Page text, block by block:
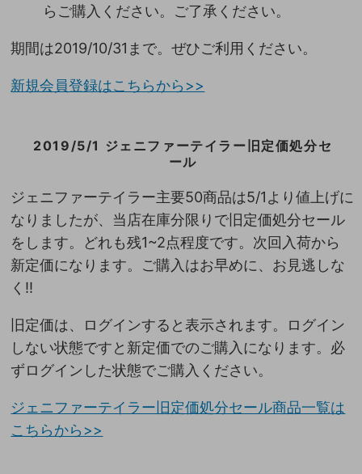
らご購入ください。ご了承ください。
期間は2019/10/31まで。ぜひご利用ください。
新規会員登録はこちらから>>
2019/5/1 ジェニファーテイラー旧定価処分セ
ール
ジェニファーテイラー主要50商品は5/1より値上げに
なりましたが、当店在庫分限りで旧定価処分セール
をします。どれも残1~2点程度です。次回入荷から
新定価になります。ご購入はお早めに、お見逃しな
く!!
旧定価は、ログインすると表示されます。ログイン
しない状態ですと新定価でのご購入になります。必
ずログインした状態でご購入ください。
ジェニファーテイラー旧定価処分セール商品一覧は
こちらから>>